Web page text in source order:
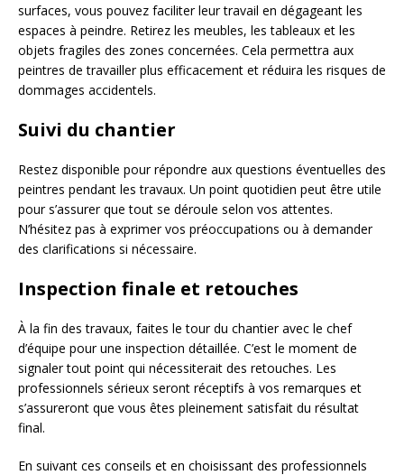
surfaces, vous pouvez faciliter leur travail en dégageant les
espaces à peindre. Retirez les meubles, les tableaux et les
objets fragiles des zones concernées. Cela permettra aux
peintres de travailler plus efficacement et réduira les risques de
dommages accidentels.
Suivi du chantier
Restez disponible pour répondre aux questions éventuelles des
peintres pendant les travaux. Un point quotidien peut être utile
pour s’assurer que tout se déroule selon vos attentes.
N’hésitez pas à exprimer vos préoccupations ou à demander
des clarifications si nécessaire.
Inspection finale et retouches
À la fin des travaux, faites le tour du chantier avec le chef
d’équipe pour une inspection détaillée. C’est le moment de
signaler tout point qui nécessiterait des retouches. Les
professionnels sérieux seront réceptifs à vos remarques et
s’assureront que vous êtes pleinement satisfait du résultat
final.
En suivant ces conseils et en choisissant des professionnels